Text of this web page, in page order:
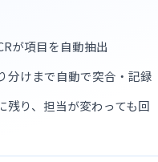
が項目を自動抽出
分けまで自動で突合・記録
残り、担当が変わっても回